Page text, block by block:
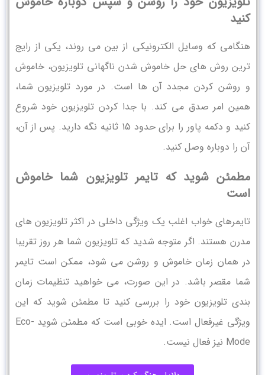
کنید
هنگامی که وسایل الکترونیکی از بین می روند، یکی از رایج
ترین روش های حل خاموش شدن ناگهانی تلویزیون، خاموش
و روشن کردن مجدد آن ها است. در مورد تلویزیون شما،
همین امر صدق می کند. با جدا کردن تلویزیون خود شروع
کنید و دکمه پاور را برای حدود 15 ثانیه نگه دارید. پس از آن،
آن را دوباره وصل کنید.
مطمئن شوید که تایمر تلویزیون شما خاموش
است
تایمرهای خواب اغلب یک ویژگی داخلی در اکثر تلویزیون های
مدرن هستند. اگر متوجه شدید که تلویزیون شما هر روز تقریبا
در همان زمان خاموش و روشن می شود، ممکن است تایمر
شما مقصر باشد. در این صورت، می ‌خواهید تنظیمات زمان‌
بندی تلویزیون خود را بررسی کنید تا مطمئن شوید که این
ویژگی غیرفعال است. ایده خوبی است که مطمئن شوید Eco-
Mode نیز فعال نیست.